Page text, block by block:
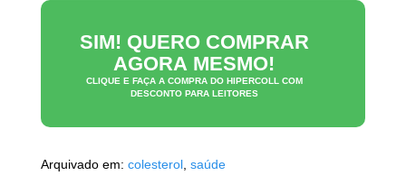
SIM! QUERO COMPRAR
AGORA MESMO!
CLIQUE E FAÇA A COMPRA DO HIPERCOLL COM
DESCONTO PARA LEITORES
Arquivado em: colesterol saúde